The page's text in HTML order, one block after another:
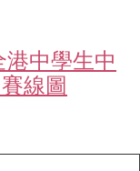
中學生中
線圖